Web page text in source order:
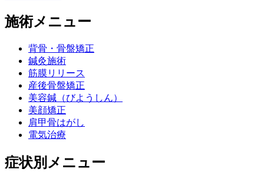
施術メニュー
背骨・骨盤矯正
鍼灸施術
筋膜リリース
産後骨盤矯正
美容鍼（びようしん）
美顔矯正
肩甲骨はがし
電気治療
症状別メニュー